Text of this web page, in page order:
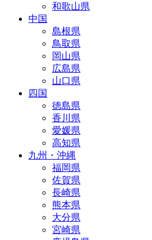
和歌山県
中国
島根県
鳥取県
岡山県
広島県
山口県
四国
徳島県
香川県
愛媛県
高知県
九州・沖縄
福岡県
佐賀県
長崎県
熊本県
大分県
宮崎県